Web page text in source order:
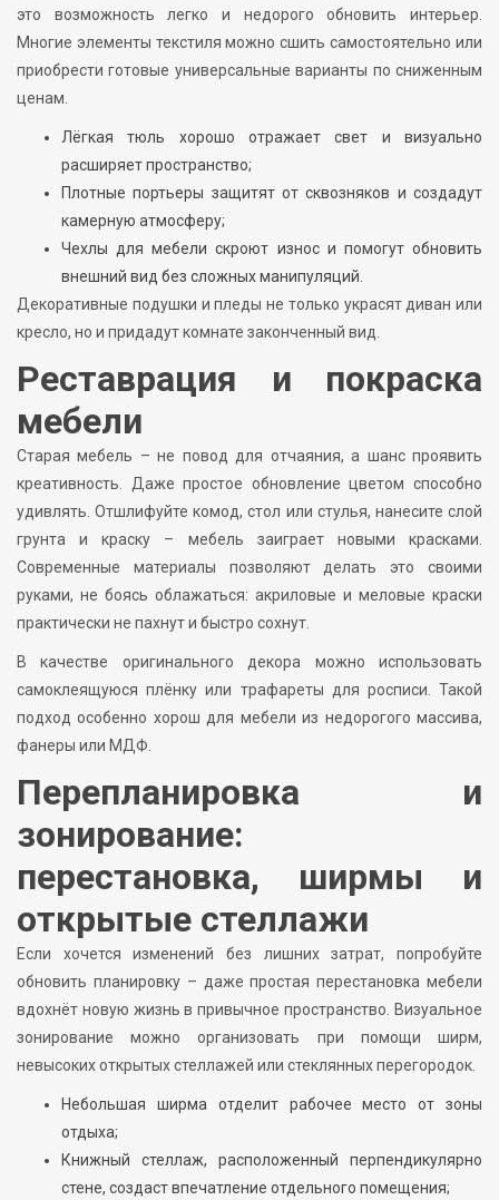
это возможность легко и недорого обновить интерьер.
Многие элементы текстиля можно сшить самостоятельно или
приобрести готовые универсальные варианты по сниженным
ценам.
Лёгкая тюль хорошо отражает свет и визуально
расширяет пространство;
Плотные портьеры защитят от сквозняков и создадут
камерную атмосферу;
Чехлы для мебели скроют износ и помогут обновить
внешний вид без сложных манипуляций.
Декоративные подушки и пледы не только украсят диван или
кресло, но и придадут комнате законченный вид.
Реставрация и покраска
мебели
Старая мебель – не повод для отчаяния, а шанс проявить
креативность. Даже простое обновление цветом способно
удивлять. Отшлифуйте комод, стол или стулья, нанесите слой
грунта и краску – мебель заиграет новыми красками.
Современные материалы позволяют делать это своими
руками, не боясь облажаться: акриловые и меловые краски
практически не пахнут и быстро сохнут.
В качестве оригинального декора можно использовать
самоклеящуюся плёнку или трафареты для росписи. Такой
подход особенно хорош для мебели из недорогого массива,
фанеры или МДФ.
Перепланировка и
зонирование:
перестановка, ширмы и
открытые стеллажи
Если хочется изменений без лишних затрат, попробуйте
обновить планировку – даже простая перестановка мебели
вдохнёт новую жизнь в привычное пространство. Визуальное
зонирование можно организовать при помощи ширм,
невысоких открытых стеллажей или стеклянных перегородок.
Небольшая ширма отделит рабочее место от зоны
отдыха;
Книжный стеллаж, расположенный перпендикулярно
стене, создаст впечатление отдельного помещения;